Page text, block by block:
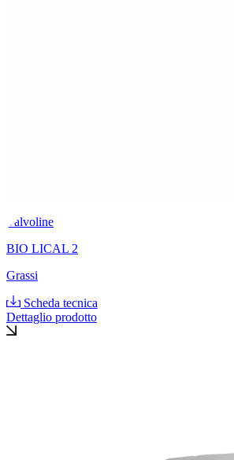
Valvoline
BIO LICAL 2
Grassi
Scheda tecnica
Dettaglio prodotto